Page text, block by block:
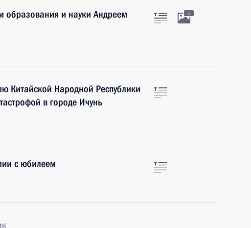
образования и науки Андреем
1
Китайской Народной Республики
в городе Ичунь
с юбилеем